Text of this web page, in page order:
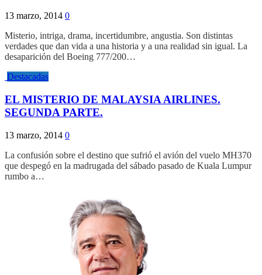
13 marzo, 2014 0
Misterio, intriga, drama, incertidumbre, angustia. Son distintas
verdades que dan vida a una historia y a una realidad sin igual. La
desaparición del Boeing 777/200…
Destacadas
EL MISTERIO DE MALAYSIA AIRLINES.
SEGUNDA PARTE.
13 marzo, 2014 0
La confusión sobre el destino que sufrió el avión del vuelo MH370
que despegó en la madrugada del sábado pasado de Kuala Lumpur
rumbo a…